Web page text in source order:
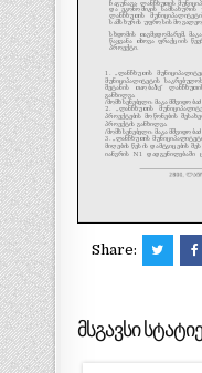
Share:
მსგავსი